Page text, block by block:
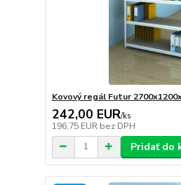
Kovový regál Futur
242,00 EUR/ks
196,75 EUR bez DPH
Pridať do